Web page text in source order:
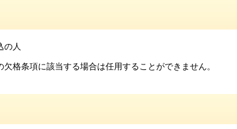
の人
格条項に該当する場合は任用することができません。